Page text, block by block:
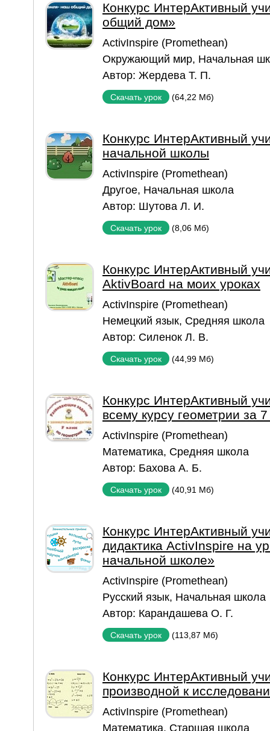
Конкурс ИнтерАктивный
общий дом»
ActivInspire (Promethean)
Окружающий мир, Начальная
Автор: Жердева Т. П.
Скачать урок (64,22 Мб)
Конкурс ИнтерАктивный
начальной школы
ActivInspire (Promethean)
Другое, Начальная школа
Автор: Шутова Л. И.
Скачать урок (8,06 Мб)
Конкурс ИнтерАктивный
AktivBoard на моих уроках
ActivInspire (Promethean)
Немецкий язык, Средняя школа
Автор: Силенок Л. В.
Скачать урок (44,99 Мб)
Конкурс ИнтерАктивный
всему курсу геометрии за 7
ActivInspire (Promethean)
Математика, Средняя школа
Автор: Бахова А. Б.
Скачать урок (40,91 Мб)
Конкурс ИнтерАктивный
дидактика ActivInspire на
начальной школе»
ActivInspire (Promethean)
Русский язык, Начальная школа
Автор: Карандашева О. Г.
Скачать урок (113,87 Мб)
Конкурс ИнтерАктивный
производной к
ActivInspire (Promethean)
Математика, Старшая школа